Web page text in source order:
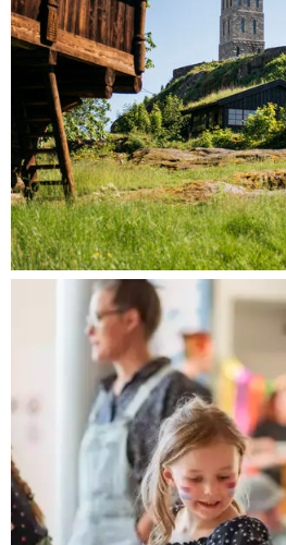
Georg Aamodt